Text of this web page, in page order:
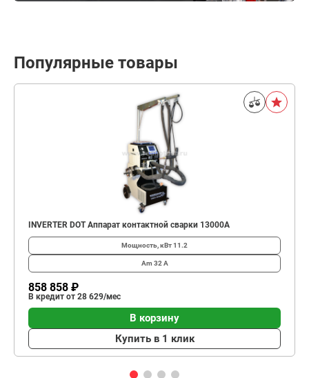
Популярные товары
INVERTER DOT Аппарат контактной сварки 13000А
Мощность, кВт11.2
Am 32 А
858 858 ₽
В кредит от 28 629/мес
В корзину
Купить в 1 клик